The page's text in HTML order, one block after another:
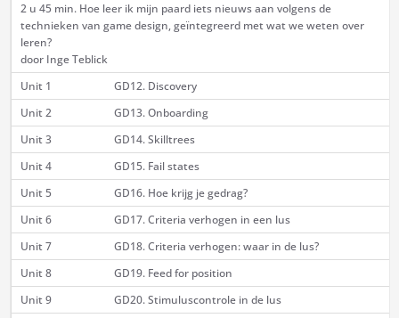
2 u 45 min. Hoe leer ik mijn paard iets nieuws aan volgens de
technieken van game design, geïntegreerd met wat we weten over
leren?
door Inge Teblick
Unit 1
GD12. Discovery
Unit 2
GD13. Onboarding
Unit 3
GD14. Skilltrees
Unit 4
GD15. Fail states
Unit 5
GD16. Hoe krijg je gedrag?
Unit 6
GD17. Criteria verhogen in een lus
Unit 7
GD18. Criteria verhogen: waar in de lus?
Unit 8
GD19. Feed for position
Unit 9
GD20. Stimuluscontrole in de lus